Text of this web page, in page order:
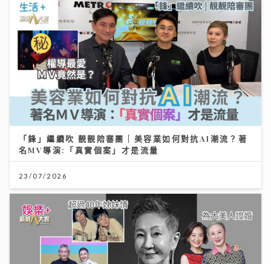
「鋒」繼續吹 靚靚陪審團 | 美容業如何對抗AI潮流？著
名MV導演:「真實個案」才是流量
23/07/2026